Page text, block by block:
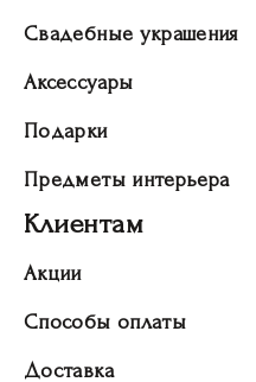
Свадебные украшения
Аксессуары
Подарки
Предметы интерьера
Клиентам
Акции
Способы оплаты
Доставка